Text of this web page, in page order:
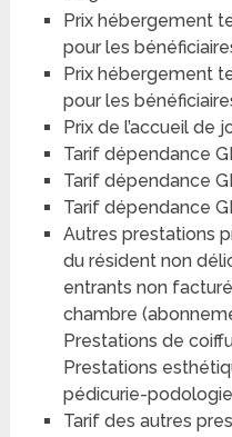
Prix hébergement
pour les
Prix hébergement
pour les
Prix de l’accueil de
Tarif dépendance
Tarif dépendance
Tarif dépendance
Autres prestations
du résident non
entrants non
chambre
Prestations de
Prestations
pédicurie-
Tarif des autres